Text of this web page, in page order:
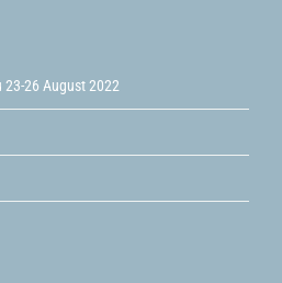
26 August 2022